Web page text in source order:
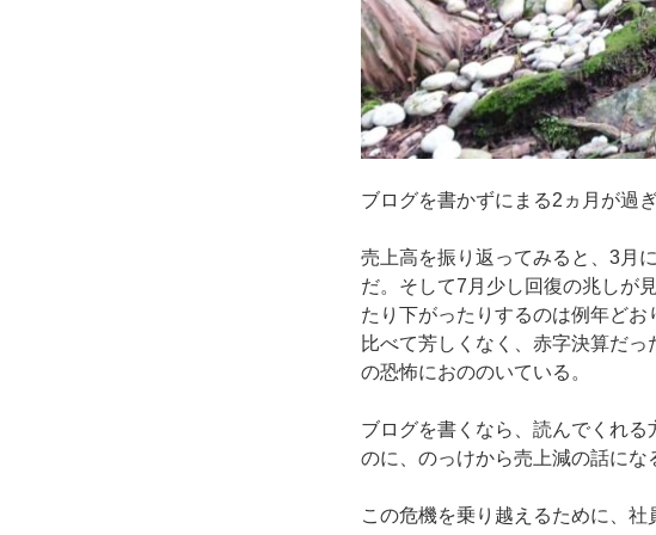
ブログを書かずにまる2ヵ月が過
売上高を振り返ってみると、3月
だ。そして7月少し回復の兆しが
たり下がったりするのは例年ど
比べて芳しくなく、赤字決算だ
の恐怖におののいている。
ブログを書くなら、読んでくれ
のに、のっけから売上減の話にな
この危機を乗り越えるために、